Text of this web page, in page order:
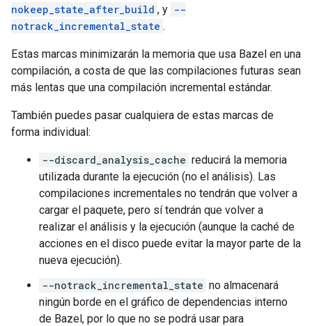
nokeep_state_after_build , y --
notrack_incremental_state .
Estas marcas minimizarán la memoria que usa Bazel en una
compilación, a costa de que las compilaciones futuras sean
más lentas que una compilación incremental estándar.
También puedes pasar cualquiera de estas marcas de
forma individual:
--discard_analysis_cache reducirá la memoria
utilizada durante la ejecución (no el análisis). Las
compilaciones incrementales no tendrán que volver a
cargar el paquete, pero sí tendrán que volver a
realizar el análisis y la ejecución (aunque la caché de
acciones en el disco puede evitar la mayor parte de la
nueva ejecución).
--notrack_incremental_state no almacenará
ningún borde en el gráfico de dependencias interno
de Bazel, por lo que no se podrá usar para